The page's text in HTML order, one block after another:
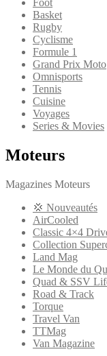
Foot
Basket
Rugby
Cyclisme
Formule 1
Grand Prix Moto
Omnisports
Tennis
Cuisine
Voyages
Series & Movies
Moteurs
Magazines Moteurs
💢 Nouveautés
AirCooled
Classic 4×4
Collection
Land Mag
Le Monde du
Quad & SSV
Road & Track
Torque
Travel Van
TTMag
Van Magazine